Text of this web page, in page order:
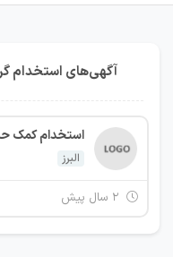
آگهی‌های استخدام
استخدام کمک
البرز